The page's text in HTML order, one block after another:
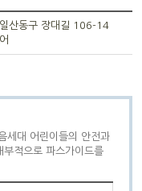
산동구 장대길 106-14
세대 어린이들의 안전과
적으로 파스가이드를